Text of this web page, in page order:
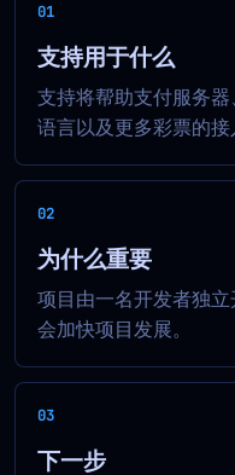
01
支持用于什么
支持将帮助支付服务
语言以及更多彩票的接
02
为什么重要
项目由一名开发者独
会加快项目发展。
03
下一步